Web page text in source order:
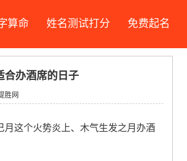
算命 姓名测试打分 免费起名
合办酒席的日子
胜网
这个火势炎上、木气生发之月办酒